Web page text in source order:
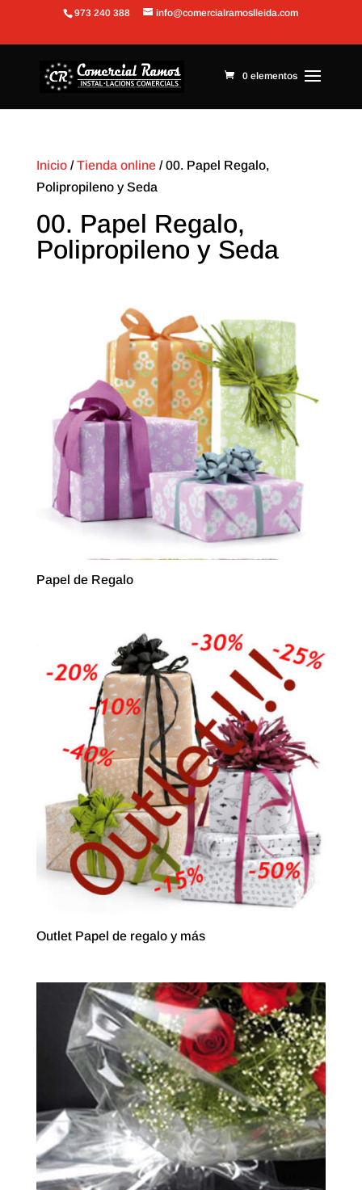
Abrir barra de herramientas
973 240 388 info@comercialramoslleida.com
0 elementos
Inicio/Tienda online/ 00. Papel Regalo,
Polipropileno y Seda
00. Papel Regalo,
Polipropileno y Seda
Papel de Regalo
Outlet Papel de regalo y más